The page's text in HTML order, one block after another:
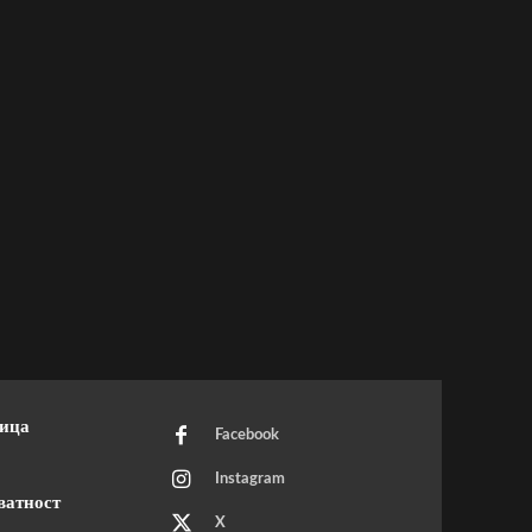
Facebook
Instagram
X